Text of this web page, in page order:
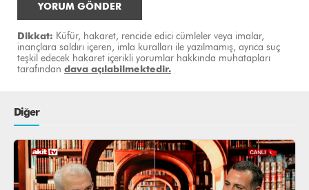
YORUM GÖNDER
Dikkat: Küfür, hakaret, rencide edici cümleler veya imalar,
inançlara saldırı içeren, imla kuralları ile yazılmamış, ayrıca suç
teşkil edecek hakaret içerikli yorumlar hakkında muhatapları
tarafından dava açılabilmektedir.
Diğer